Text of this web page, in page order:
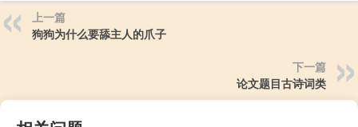
上一篇
狗狗为什么要舔主人的爪子
下一篇
论文题目古诗词类